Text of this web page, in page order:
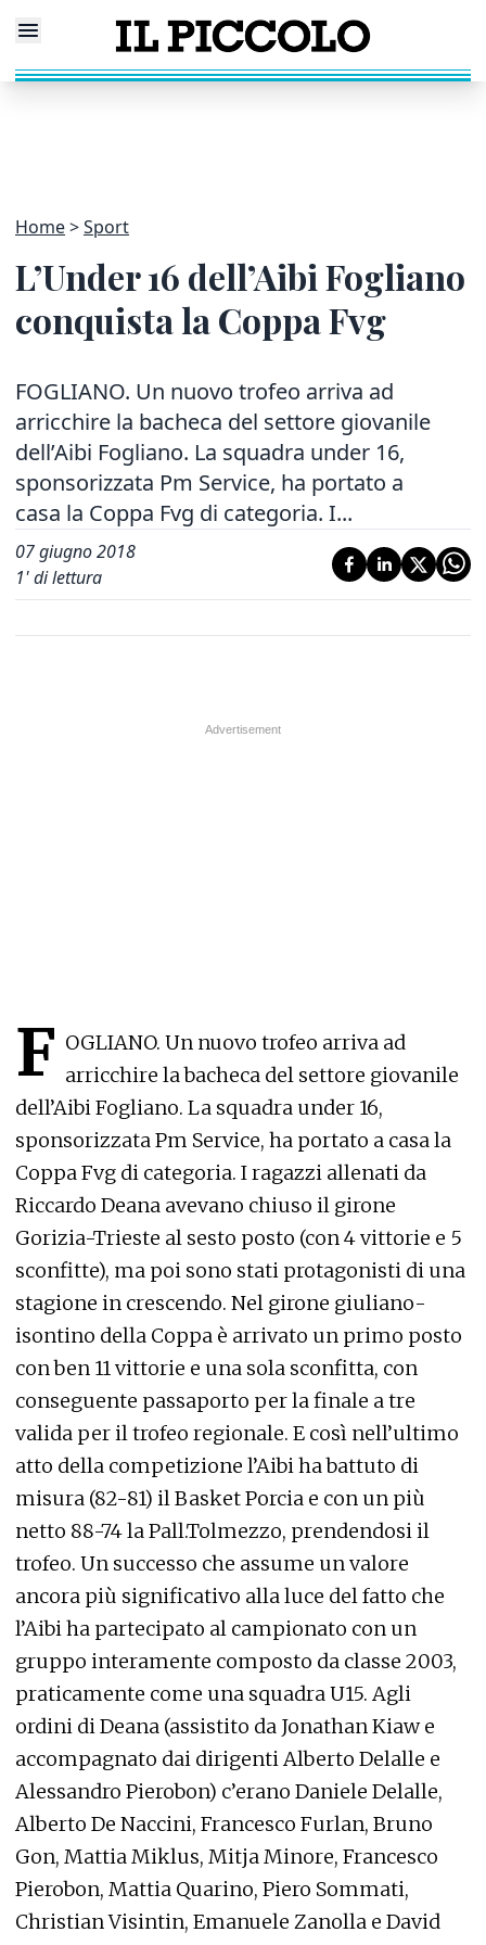
Home Sport
L’Under 16 dell’Aibi Fogliano
conquista la Coppa Fvg
FOGLIANO. Un nuovo trofeo arriva ad
arricchire la bacheca del settore giovanile
dell’Aibi Fogliano. La squadra under 16,
sponsorizzata Pm Service, ha portato a
casa la Coppa Fvg di categoria. I...
07 giugno 2018
1' di lettura
F OGLIANO. Un nuovo trofeo arriva ad
arricchire la bacheca del settore giovanile
dell’Aibi Fogliano. La squadra under 16,
sponsorizzata Pm Service, ha portato a casa la
Coppa Fvg di categoria. I ragazzi allenati da
Riccardo Deana avevano chiuso il girone
Gorizia-Trieste al sesto posto (con 4 vittorie e 5
sconfitte), ma poi sono stati protagonisti di una
stagione in crescendo. Nel girone giuliano-
isontino della Coppa è arrivato un primo posto
con ben 11 vittorie e una sola sconfitta, con
conseguente passaporto per la finale a tre
valida per il trofeo regionale. E così nell’ultimo
atto della competizione l’Aibi ha battuto di
misura (82-81) il Basket Porcia e con un più
netto 88-74 la Pall.Tolmezzo, prendendosi il
trofeo. Un successo che assume un valore
ancora più significativo alla luce del fatto che
l’Aibi ha partecipato al campionato con un
gruppo interamente composto da classe 2003,
praticamente come una squadra U15. Agli
ordini di Deana (assistito da Jonathan Kiaw e
accompagnato dai dirigenti Alberto Delalle e
Alessandro Pierobon) c’erano Daniele Delalle,
Alberto De Naccini, Francesco Furlan, Bruno
Gon, Mattia Miklus, Mitja Minore, Francesco
Pierobon, Mattia Quarino, Piero Sommati,
Christian Visintin, Emanuele Zanolla e David